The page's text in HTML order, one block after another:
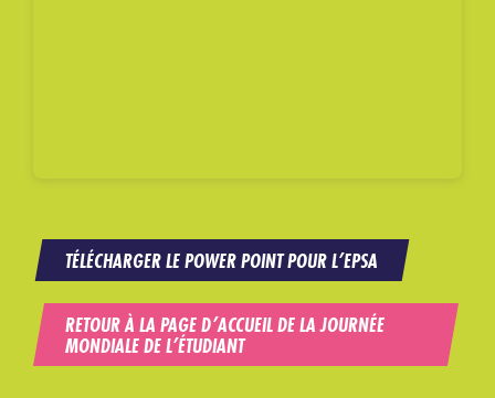
TÉLÉCHARGER LE POWER POINT POUR L’EPSA
RETOUR À LA PAGE D’ACCUEIL DE LA JOURNÉE
MONDIALE DE L’ÉTUDIANT